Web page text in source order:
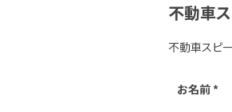
不動車
不動車スピ
お名前 *